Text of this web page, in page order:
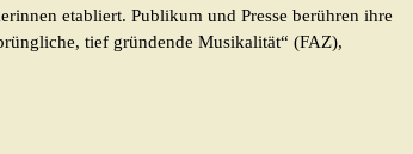
etabliert. Publikum und Presse berühren ihre
tief gründende Musikalität“ (FAZ),